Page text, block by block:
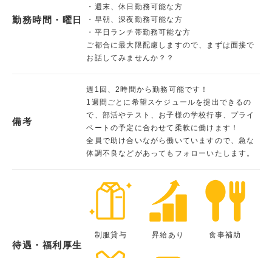
勤務時間・曜日
・週末、休日勤務可能な方
・早朝、深夜勤務可能な方
・平日ランチ帯勤務可能な方
ご都合に最大限配慮しますので、まずは面接で
お話してみませんか？？
備考
週1回、2時間から勤務可能です！
1週間ごとに希望スケジュールを提出できるの
で、部活やテスト、お子様の学校行事、プライ
ベートの予定に合わせて柔軟に働けます！
全員で助け合いながら働いていますので、急な
体調不良などがあってもフォローいたします。
待遇・福利厚生
制服貸与 昇給あり 食事補助